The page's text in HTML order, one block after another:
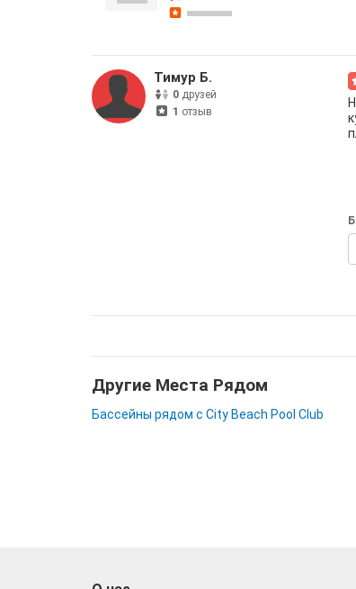
Тимур Б.
0 друзей
1 отзыв
Другие Места Рядом
Бассейны рядом с City Beach Pool Club